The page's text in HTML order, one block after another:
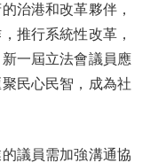
治港和改革夥伴，
推行系統性改革，
一屆立法會議員應
民心民智，成為社
議員需加強溝通協